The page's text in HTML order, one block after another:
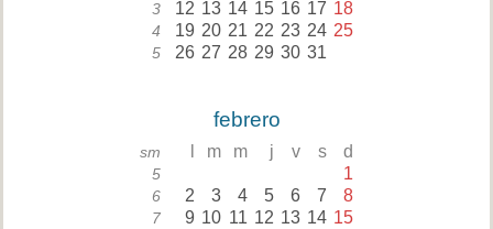
3 12 13 14 15 16 17 18
4 19 20 21 22 23 24 25
5 26 27 28 29 30 31
febrero
sm m m j v s d
5 1
6 2 3 4 5 6 7 8
7 9 10 11 12 13 14 15